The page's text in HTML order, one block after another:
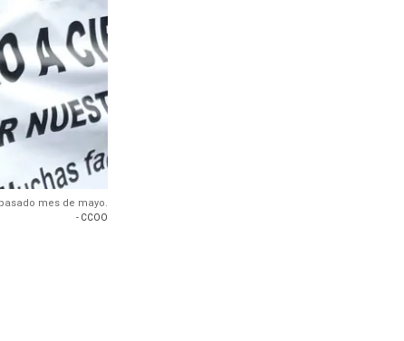
mes de mayo.
- CCOO